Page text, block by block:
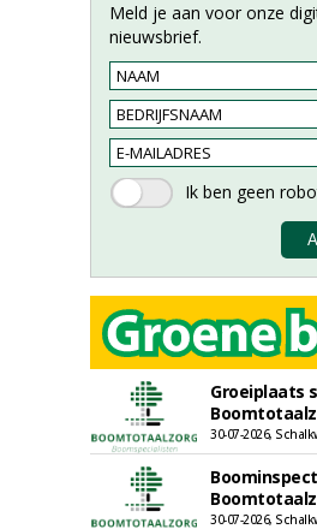
Meld je aan voor onze
nieuwsbrief.
Groeiplaats
30-07-2026,
30-07-2026,